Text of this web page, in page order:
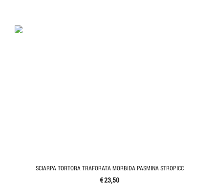
SCIARPA TORTORA TRAFORATA MORBIDA PASMINA STROPICC
€ 23,50